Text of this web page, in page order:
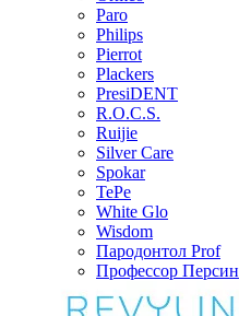
Paro
Philips
Pierrot
Plackers
PresiDENT
R.O.C.S.
Ruijie
Silver Care
Spokar
TePe
White Glo
Wisdom
Пародонтол Prof
Профессор Персин